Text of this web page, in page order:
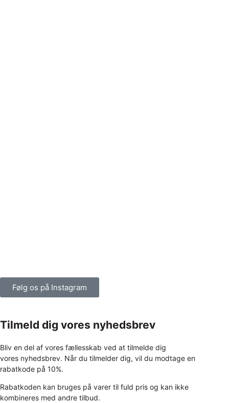
Følg os på Instagram
Tilmeld dig vores nyhedsbrev
Bliv en del af vores fællesskab ved at tilmelde dig
vores nyhedsbrev. Når du tilmelder dig, vil du modtage en
rabatkode på 10%.
Rabatkoden kan bruges på varer til fuld pris og kan ikke
kombineres med andre tilbud.